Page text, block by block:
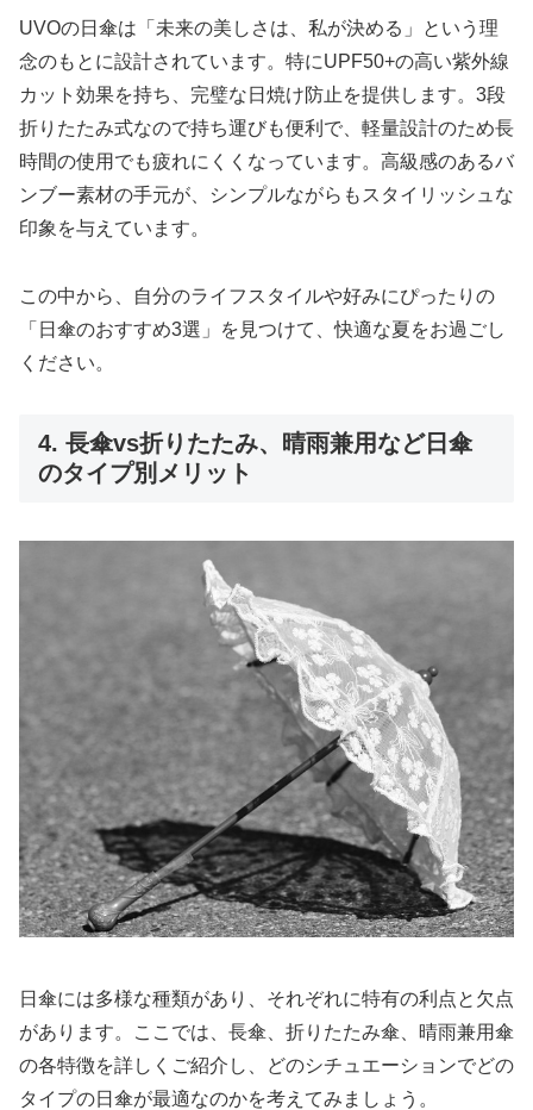
UVOの日傘は「未来の美しさは、私が決める」という理
念のもとに設計されています。特にUPF50+の高い紫外線
カット効果を持ち、完璧な日焼け防止を提供します。3段
折りたたみ式なので持ち運びも便利で、軽量設計のため長
時間の使用でも疲れにくくなっています。高級感のあるバ
ンブー素材の手元が、シンプルながらもスタイリッシュな
印象を与えています。
この中から、自分のライフスタイルや好みにぴったりの
「日傘のおすすめ3選」を見つけて、快適な夏をお過ごし
ください。
4. 長傘vs折りたたみ、晴雨兼用など日傘
のタイプ別メリット
日傘には多様な種類があり、それぞれに特有の利点と欠点
があります。ここでは、長傘、折りたたみ傘、晴雨兼用傘
の各特徴を詳しくご紹介し、どのシチュエーションでどの
タイプの日傘が最適なのかを考えてみましょう。